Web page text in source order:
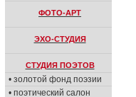
ФОТО-АРТ
ЭХО-СТУДИЯ
СТУДИЯ ПОЭТОВ
• золотой фонд поэзии
• поэтический салон